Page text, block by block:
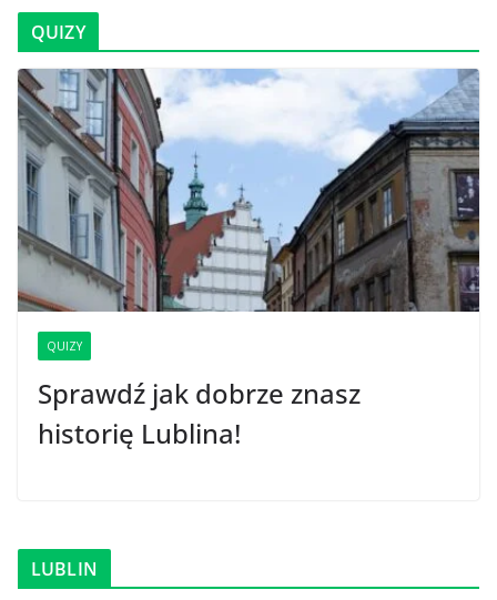
QUIZY
QUIZY
Sprawdź jak dobrze znasz
historię Lublina!
LUBLIN